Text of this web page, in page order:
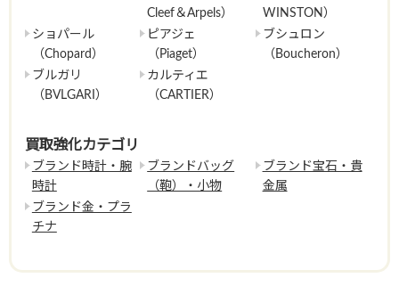
Cleef＆Arpels）
WINSTON）
ショパール
（Chopard）
ピアジェ
（Piaget）
ブシュロン
（Boucheron）
ブルガリ
（BVLGARI）
カルティエ
（CARTIER）
買取強化カテゴリ
ブランド時計・腕
時計
ブランドバッグ
（鞄）・小物
ブランド宝石・貴
金属
ブランド金・プラ
チナ